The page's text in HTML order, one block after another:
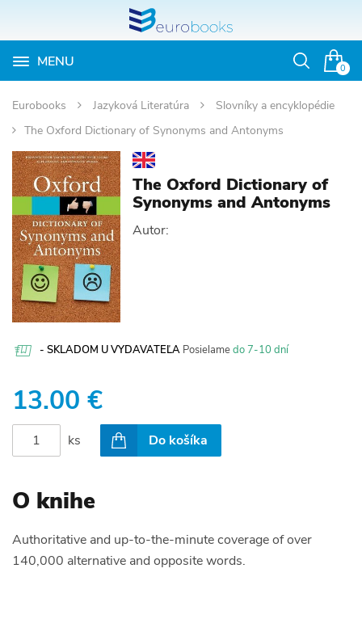
0
MENU
Otvoriť
Eurobooks Jazyková Literatúra
Slovníky a encyklopédie
The Oxford Dictionary of Synonyms and Antonyms
The Oxford Dictionary of
Synonyms and Antonyms
Autor:
- SKLADOM U VYDAVATEĽA Posielamedo 7-10 dní
13.00 €
ks Do košíka
O knihe
Authoritative and up-to-the-minute coverage of over
140,000 alternative and opposite words.